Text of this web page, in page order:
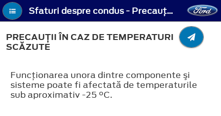
Sfaturi despre condus - Precauţii în caz de temperaturi scăzute
PRECAUŢII ÎN CAZ DE TEMPERATURI
SCĂZUTE
Funcţionarea unora dintre componente şi
sisteme poate fi afectată de temperaturile
sub aproximativ -25 °C.